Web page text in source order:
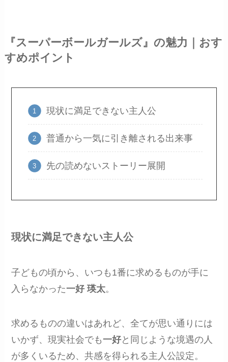
『スーパーボールガールズ』の魅力｜おす
すめポイント
現状に満足できない主人公
普通から一気に引き離される出来事
先の読めないストーリー展開
現状に満足できない主人公
子どもの頃から、いつも1番に求めるものが手に
入らなかった一好 瑛太。
求めるものの違いはあれど、全てが思い通りには
いかず、現実社会でも一好と同じような境遇の人
が多くいるため、共感を得られる主人公設定。